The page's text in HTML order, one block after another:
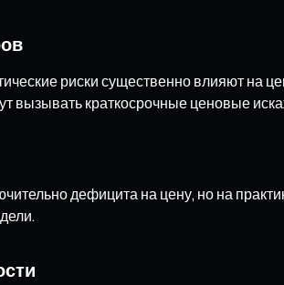
риски существенно влияют
вызывать краткосрочные ценовые
дефицита на цену, но на